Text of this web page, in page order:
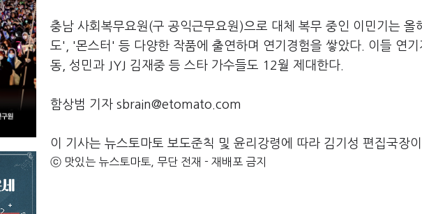
충남 사회복무요원(구 공익근무요원)으로 대체 복무 중인 이민기는
도', '몬스터' 등 다양한 작품에 출연하며 연기경험을 쌓았다. 이들 연
동, 성민과 JYJ 김재중 등 스타 가수들도 12월 제대한다.
함상범 기자 sbrain@etomato.com
이 기사는 뉴스토마토 보도준칙 및 윤리강령에 따라 김기성 편집국장
ⓒ 맛있는 뉴스토마토, 무단 전재 - 재배포 금지